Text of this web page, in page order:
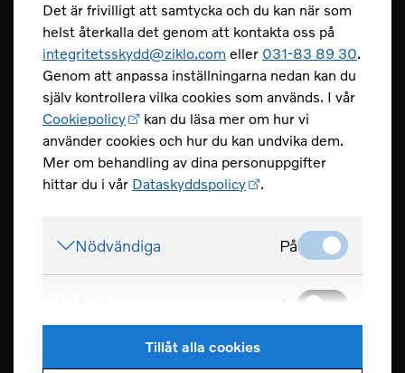
Tel 031-83 89 80
Spärra ditt kort
Skydda dig mot bedrägerier
CarPay - en del av Ziklo Bank
© Ziklo Bank AB (publ) Org.nr 556069-0967
Bohusgatan 15, 401 23 Göteborg
Om CarPayVillkorCookiepolicyDataskyddspolicy
Ändra cookieinställningar
Det är frivilligt att samtycka och du kan när som
helst återkalla det genom att kontakta oss på
integritetsskydd@ziklo.com eller 031-83 89 30.
Genom att anpassa inställningarna nedan kan du
själv kontrollera vilka cookies som används. I vår
Cookiepolicy
kan du läsa mer om hur vi
använder cookies och hur du kan undvika dem.
Mer om behandling av dina personuppgifter
hittar du i vår Dataskyddspolicy .
Nödvändiga På
Analys Av
Tillåt alla cookies